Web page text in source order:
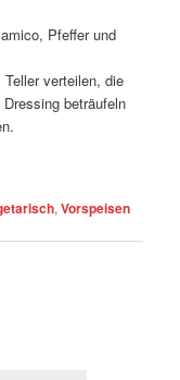
Pfeffer und
verteilen, die
beträufeln
,Vorspeisen